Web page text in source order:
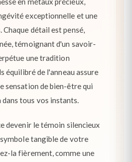
exceptionnelle et une
Chaque détail est pensé,
témoignant d'un savoir-
une tradition
équilibré de l'anneau assure
sensation de bien-être qui
tous vos instants.
devenir le témoin silencieux
tangible de votre
la fièrement, comme une